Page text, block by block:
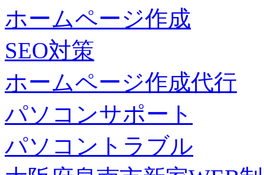
ホームページ作成
SEO対策
ホームページ作成代行
パソコンサポート
パソコントラブル